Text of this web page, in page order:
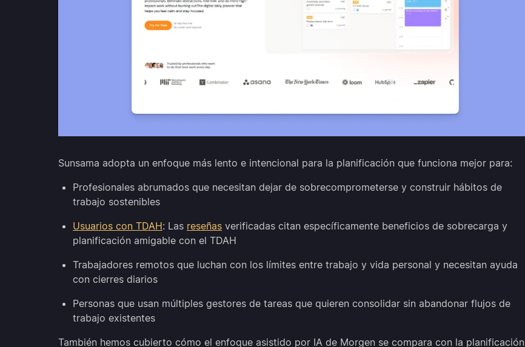
Sunsama adopta un enfoque más lento e intencional para la planificación que funciona mejor para:
Profesionales abrumados que necesitan dejar de sobrecomprometerse y construir hábitos de
trabajo sostenibles
Usuarios con TDAH: Las reseñas verificadas citan específicamente beneficios de sobrecarga y
planificación amigable con el TDAH
Trabajadores remotos que luchan con los límites entre trabajo y vida personal y necesitan ayuda
con cierres diarios
Personas que usan múltiples gestores de tareas que quieren consolidar sin abandonar flujos de
trabajo existentes
También hemos cubierto cómo el enfoque asistido por IA de Morgen se compara con la planificación